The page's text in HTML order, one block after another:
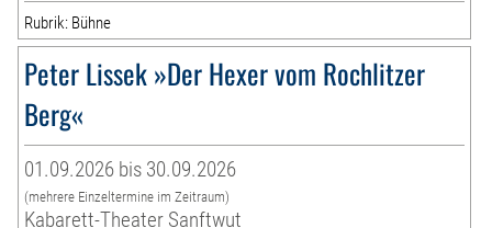
Rubrik: Bühne
Peter Lissek »Der Hexer vom Rochlitzer
Berg«
01.09.2026 bis 30.09.2026
(mehrere Einzeltermine im Zeitraum)
Kabarett-Theater Sanftwut